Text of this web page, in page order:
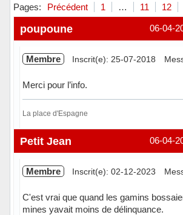
Pages: Précédent 1 … 11 12
06-04-
poupoune
Membre Inscrit(e): 25-07-2018
Merci pour l’info.
La place d'Espagne
Hors ligne 06-04-
Petit Jean
Membre Inscrit(e): 02-12-2023
C'est vrai que quand les gamins
mines yavait moins de délinquance.